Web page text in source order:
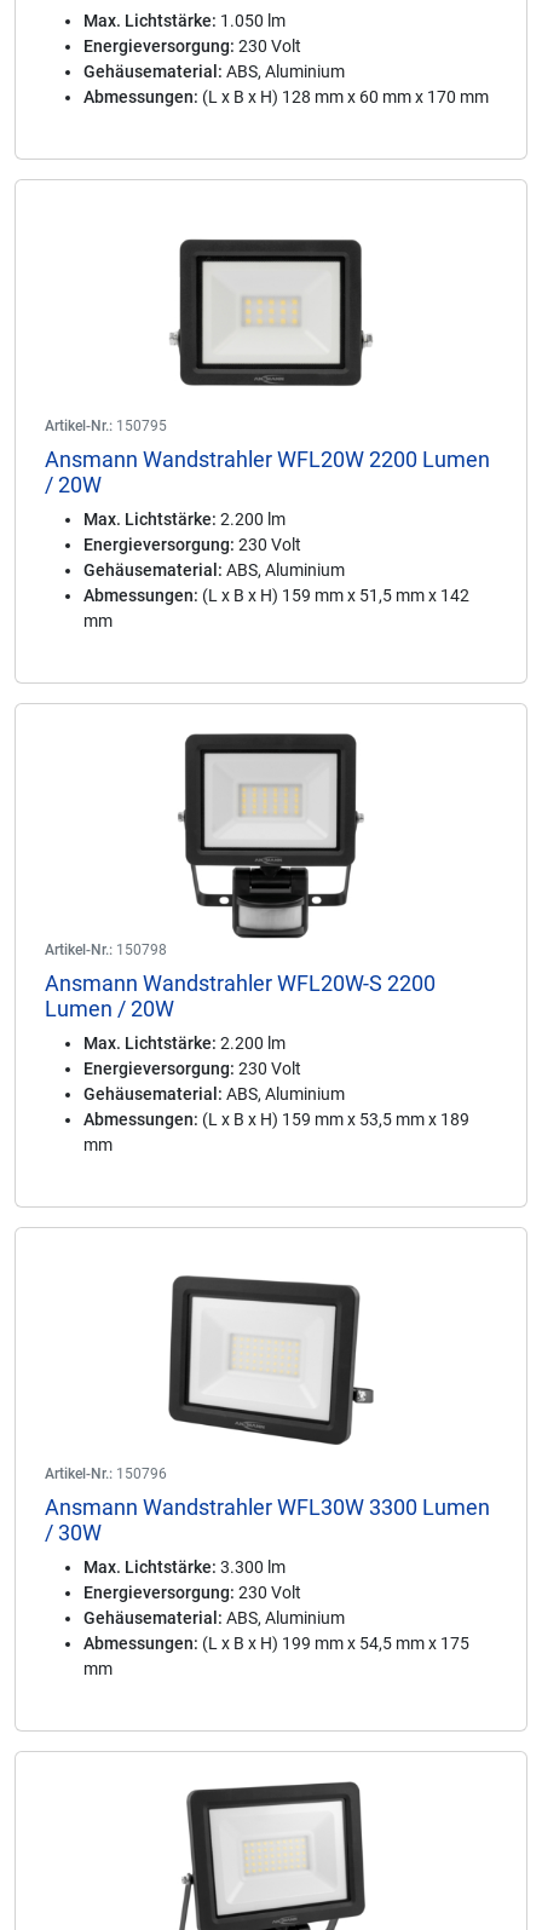
Max. Lichtstärke: 1.050 lm
Energieversorgung: 230 Volt
Gehäusematerial: ABS, Aluminium
Abmessungen: (L x B x H) 128 mm x 60 mm x 170 mm
Artikel-Nr.: 150795
Ansmann Wandstrahler WFL20W 2200 Lumen
/ 20W
Max. Lichtstärke: 2.200 lm
Energieversorgung: 230 Volt
Gehäusematerial: ABS, Aluminium
Abmessungen: (L x B x H) 159 mm x 51,5 mm x 142
mm
Artikel-Nr.: 150798
Ansmann Wandstrahler WFL20W-S 2200
Lumen / 20W
Max. Lichtstärke: 2.200 lm
Energieversorgung: 230 Volt
Gehäusematerial: ABS, Aluminium
Abmessungen: (L x B x H) 159 mm x 53,5 mm x 189
mm
Artikel-Nr.: 150796
Ansmann Wandstrahler WFL30W 3300 Lumen
/ 30W
Max. Lichtstärke: 3.300 lm
Energieversorgung: 230 Volt
Gehäusematerial: ABS, Aluminium
Abmessungen: (L x B x H) 199 mm x 54,5 mm x 175
mm